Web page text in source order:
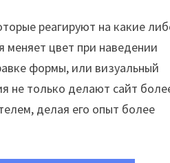
реагируют на какие
меняет цвет при наведении
формы, или визуальный
не только делают сайт
делая его опыт более